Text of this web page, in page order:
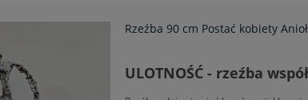
Rzeźba 90 cm Postać kobiety
ULOTNOŚĆ - rzeźba